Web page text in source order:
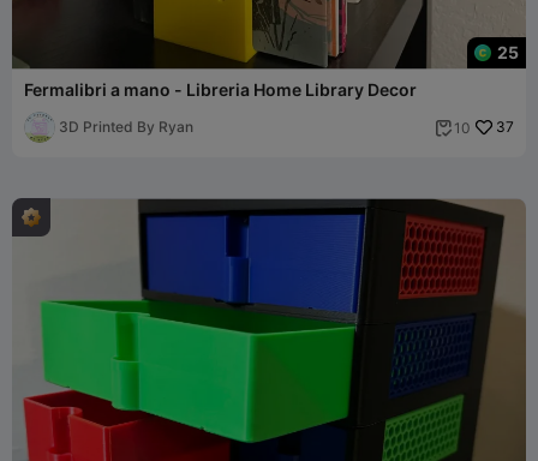
25
Fermalibri a mano - Libreria Home Library Decor
3D Printed By Ryan  10 37